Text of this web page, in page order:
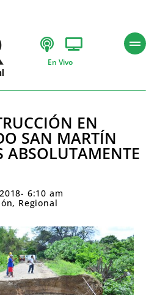
En Vivo
EN
SAN MARTÍN
ABSOLUTAMENTE
- 6:10 am
, Regional